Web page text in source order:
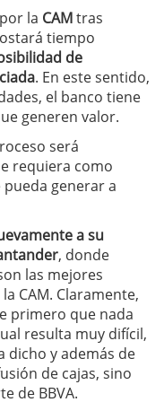
la CAMtras
tiempo
de
. En este sentido,
el banco tiene
generen valor.
será
requiera como
generar a
a su
, donde
las mejores
CAM. Claramente,
primero que nada
resulta muy difícil,
dicho y además de
de cajas, sino
de BBVA.